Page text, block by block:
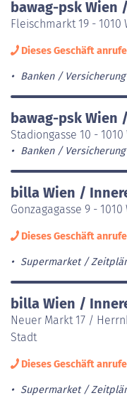
bawag-psk Wien
Fleischmarkt 19 -
Dieses Geschäft
Banken / Versicherung
bawag-psk Wien
Stadiongasse 10 -
Banken / Versicherung
billa Wien /
Gonzagagasse 9 -
Dieses Geschäft
Supermarket
billa Wien /
Neuer Markt 17 /
Stadt
Dieses Geschäft
Supermarket